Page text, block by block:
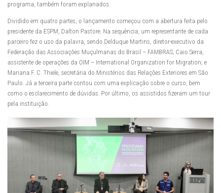
programa, também foram explanados.
Dividido em quatro partes, o lançamento começou com a abertura feita pelo
presidente da ESPM, Dalton Pastore. Na sequência, um representante de cada
parceiro fez o uso da palavra, sendo Delduque Martins, diretor-executivo da
Federação das Associações Muçulmanas do Brasil – FAMBRAS; Caio Serra,
assistente de operações da OIM – International Organization for Migration; e
Mariana F. C. Thiele, secretária do Ministérios das Relações Exteriores em São
Paulo. Já a terceira parte contou com uma explicação sobre o curso, bem
como o esclarecimento de dúvidas. Por último, os assistidos fizeram um tour
pela instituição.